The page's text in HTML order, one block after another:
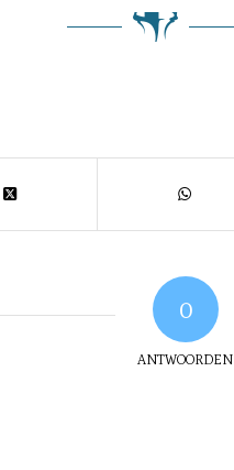
0
ANTWOORDEN